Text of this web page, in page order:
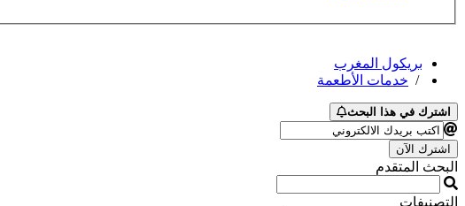
بريكول المغرب
/ خدمات الأطعمة
اشترك في هذا البحث
اشترك الآن
البحث المتقدم
التصنيفات